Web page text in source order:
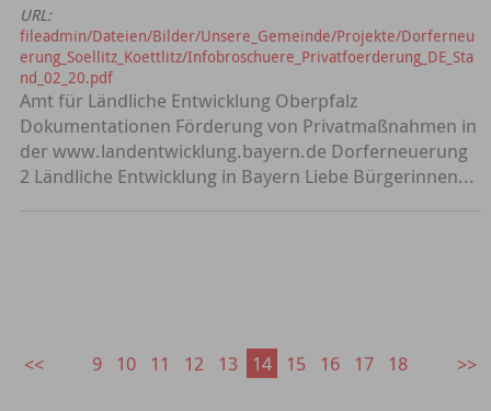
URL:
fileadmin/Dateien/Bilder/Unsere_Gemeinde/Projekte/Dorferneu
erung_Soellitz_Koettlitz/Infobroschuere_Privatfoerderung_DE_Sta
nd_02_20.pdf
Amt für Ländliche Entwicklung Oberpfalz
Dokumentationen Förderung von Privatmaßnahmen in
der www.landentwicklung.bayern.de Dorferneuerung
2 Ländliche Entwicklung in Bayern Liebe Bürgerinnen...
9 10 11 12 13 14 15 16 17 18